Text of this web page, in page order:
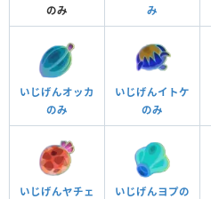
のみ
み
いじげんオッカ
のみ
いじげんイトケ
のみ
いじげんヤチェ
いじげんヨプの